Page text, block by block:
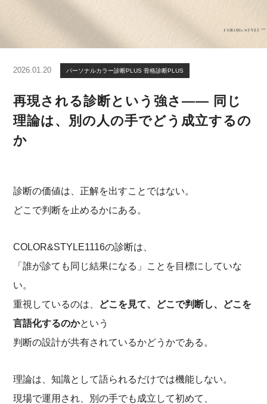
2026.01.20 パーソナルカラー診断PLUS 骨格診断PLUS
再現される診断という強さ―― 同じ
理論は、別の人の手でどう成立するの
か
診断の価値は、正解を出すことではない。
どこで判断を止めるかにある。
COLOR&STYLE1116の診断は、
「誰が診ても同じ結果になる」ことを目標にしていな
い。
重視しているのは、 どこを見て、どこで判断し、どこを
言語化するのかという
判断の設計が共有されているかどうかである。
理論は、知識として語られるだけでは機能しない。
現場で運用され、別の手でも成立して初めて、